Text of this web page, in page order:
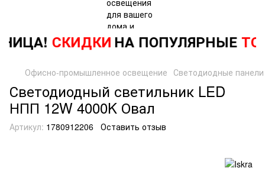
СКИДКИНА ПОПУЛЯРНЫЕ
Офисно-промышленное освещение Светодиодные панели
Светодиодный светильник LED
НПП 12W 4000K Овал
Артикул: 1780912206 Оставить отзыв